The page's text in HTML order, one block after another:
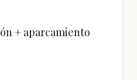
+ aparcamiento